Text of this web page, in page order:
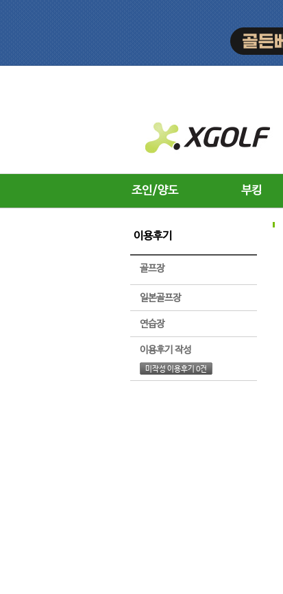
조인/양도 부킹
이용후기
골프장
일본골프장
연습장
이용후기 작성
미작성 이용후기 0건